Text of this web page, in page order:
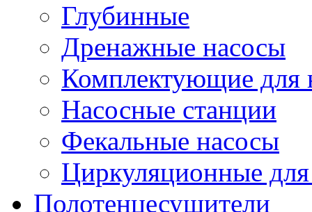
Глубинные
Дренажные насосы
Комплектующие для
Насосные станции
Фекальные насосы
Циркуляционные для
Полотенцесушители